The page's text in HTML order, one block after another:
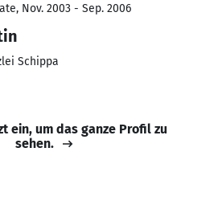
Nov. 2003 - Sep. 2006
Schippa
ein, um das ganze Profil zu
sehen.